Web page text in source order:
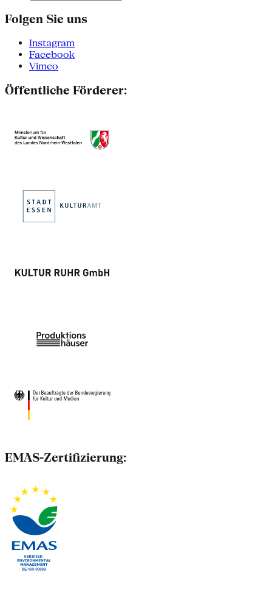
Folgen Sie uns
Instagram
Facebook
Vimeo
Öffentliche Förderer:
EMAS-Zertifizierung: